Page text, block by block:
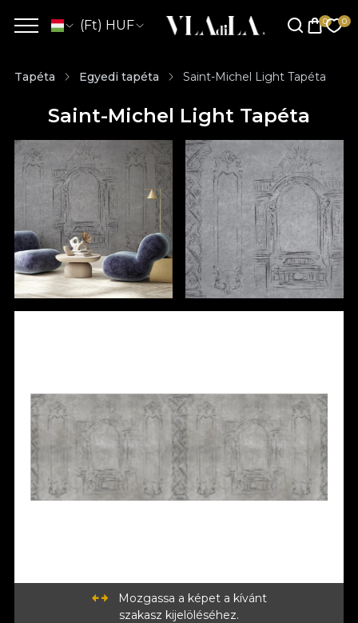
(Ft) HUF
Tapéta Egyedi tapéta Saint-Michel Light Tapéta
Saint-Michel Light Tapéta
Mozgassa a képet a kívánt
szakasz kijelöléséhez.